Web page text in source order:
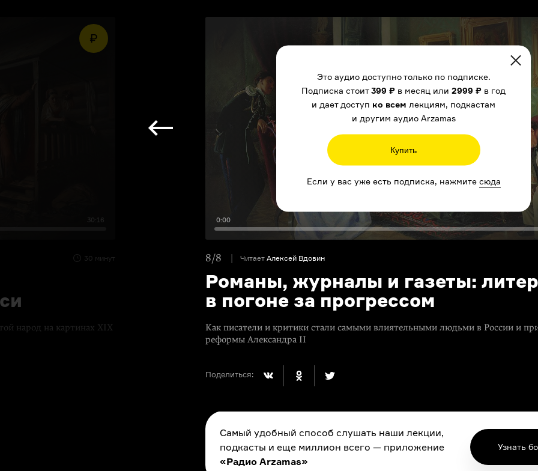
30:16
30 минут
народ на картинах XIX
Это аудио доступно только по подписке.
Подписка стоит399 ₽ в месяц или 2999 ₽ в год
и дает доступ ко всем лекциям, подкастам
и другим аудио Arzamas
Купить
Если у вас уже есть подписка, нажмите сюда
0:00
8/8 Читает Алексей Вдовин
Романы, журналы и газеты:
в погоне за прогрессом
Как писатели и критики стали самыми влиятельными людьми в России и
реформы Александра II
Поделиться:
Самый удобный способ слушать наши лекции,
подкасты и еще миллион всего — приложение
«Радио Arzamas»
Узнать